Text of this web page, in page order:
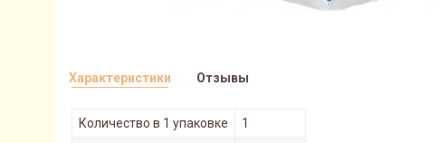
Характеристики
Количество в 1 упаковке
1
Отзывы